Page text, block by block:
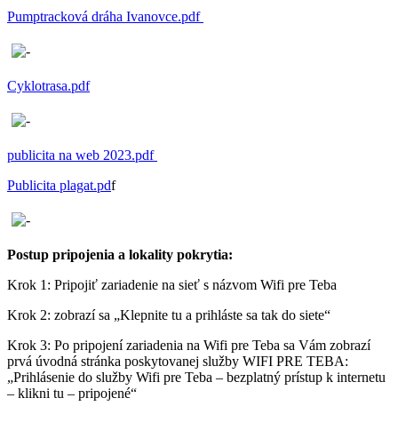
Pumptracková dráha Ivanovce.pdf
Cyklotrasa.pdf
publicita na web 2023.pdf
Publicita plagat.pdf
Postup pripojenia a lokality pokrytia:
Krok 1: Pripojiť zariadenie na sieť s názvom Wifi pre Teba
Krok 2: zobrazí sa „Klepnite tu a prihláste sa tak do siete“
Krok 3: Po pripojení zariadenia na Wifi pre Teba sa Vám zobrazí
prvá úvodná stránka poskytovanej služby WIFI PRE TEBA:
„Prihlásenie do služby Wifi pre Teba – bezplatný prístup k internetu
– klikni tu – pripojené“